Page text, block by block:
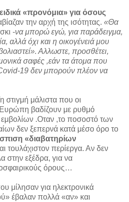
ειδικά «προνόμια» για όσους
την αρχή της ισότητας. «Θα
-να μπορώ εγώ, για παράδειγμα,
αλλά όχι και η οικογένειά μου
Αλλωστε, προσθέτει,
σαφές ,εάν τα άτομα που
19 δεν μπορούν πλέον να
στιγμή μάλιστα που οι
βαδίζουν με ρυθμό
.Οταν ,το ποσοστό των
δεν ξεπερνά κατά μέσο όρο το
«διαβατηρίων
τουλάχιστον περίεργα. Αν δεν
στην εξέδρα, για να
όρους…
μίλησαν για ηλεκτρονικά
έβαλαν πολλά «αν» και